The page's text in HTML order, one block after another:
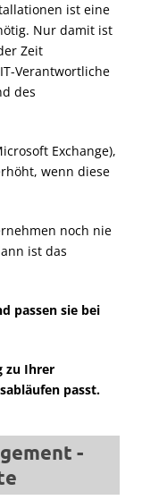
ist eine
Nur damit ist
Zeit
Verantwortliche
des
Exchange),
wenn diese
noch nie
ist das
passen sie bei
zu Ihrer
passt.
-